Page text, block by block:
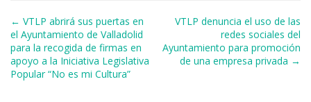
b
o
o
k
y
s
p
a
ar
ti
r
Navegación de entradas
← VTLP abrirá sus puertas en
el Ayuntamiento de Valladolid
para la recogida de firmas en
apoyo a la Iniciativa Legislativa
Popular “No es mi Cultura”
VTLP denuncia el uso de las
redes sociales del
Ayuntamiento para promoción
de una empresa privada →